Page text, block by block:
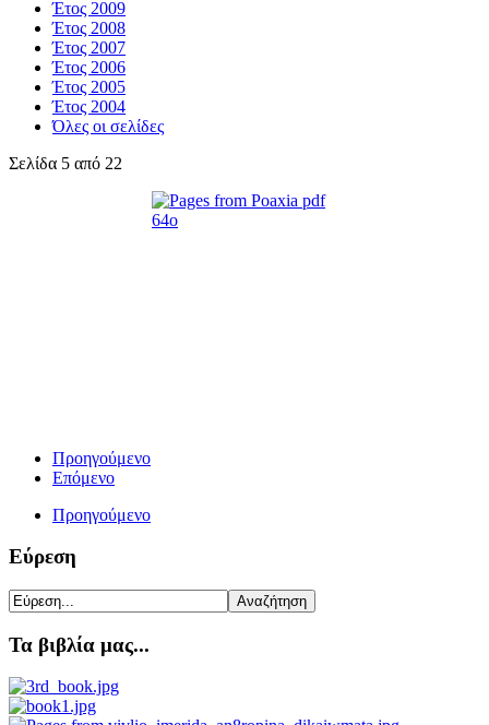
Έτος 2009
Έτος 2008
Έτος 2007
Έτος 2006
Έτος 2005
Έτος 2004
Όλες οι σελίδες
Σελίδα 5 από 22
Προηγούμενο
Επόμενο
Προηγούμενο
Εύρεση
Τα βιβλία μας...